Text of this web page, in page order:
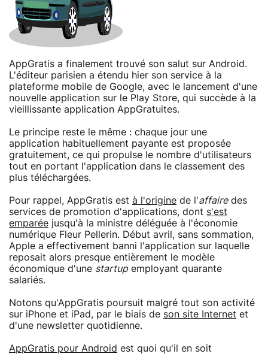
AppGratis a finalement trouvé son salut sur Android.
L'éditeur parisien a étendu hier son service à la
plateforme mobile de Google, avec le lancement d'une
nouvelle application sur le Play Store, qui succède à la
vieillissante application AppGratuites.
Le principe reste le même : chaque jour une
application habituellement payante est proposée
gratuitement, ce qui propulse le nombre d'utilisateurs
tout en portant l'application dans le classement des
plus téléchargées.
Pour rappel, AppGratis est à l'origine de l'affairedes
services de promotion d'applications, dont s'est
emparée jusqu'à la ministre déléguée à l'économie
numérique Fleur Pellerin. Début avril, sans sommation,
Apple a effectivement banni l'application sur laquelle
reposait alors presque entièrement le modèle
économique d'une startupemployant quarante
salariés.
Notons qu'AppGratis poursuit malgré tout son activité
sur iPhone et iPad, par le biais de son site Internet et
d'une newsletter quotidienne.
AppGratis pour Android est quoi qu'il en soit